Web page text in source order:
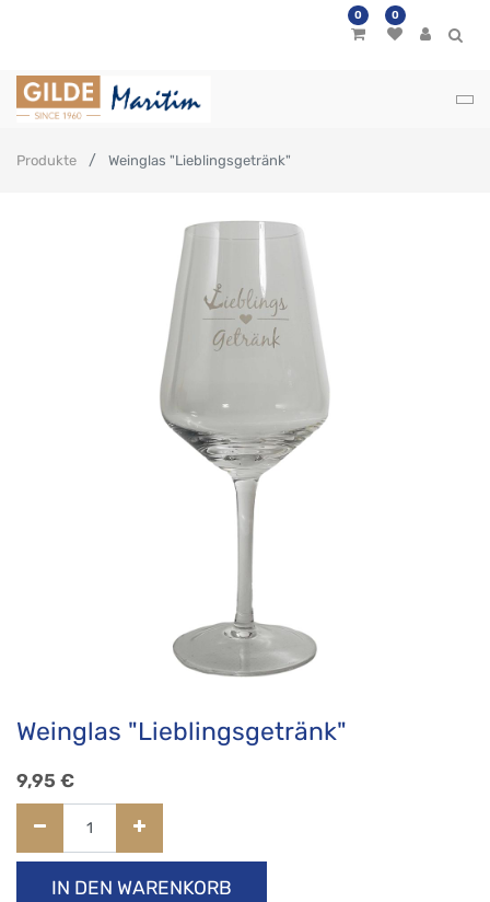
0 0
Produkte Weinglas "Lieblingsgetränk"
Weinglas "Lieblingsgetränk"
9,95 €
IN DEN WARENKORB